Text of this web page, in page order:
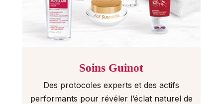
Soins Guinot
Des protocoles experts et des actifs
performants pour révéler l’éclat naturel de